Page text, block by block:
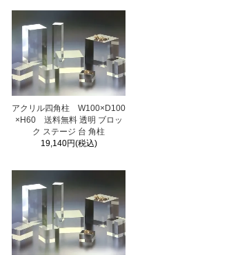
アクリル四角柱 W100×D100
×H60 送料無料 透明 ブロッ
ク ステージ 台 角柱
19,140円(税込)